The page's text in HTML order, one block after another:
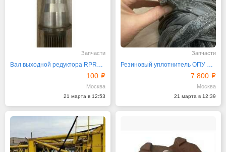
Запчасти
Вал выходной редуктора RPR3150 Brevini Италия
100
Москва
21 марта в 12:53
Запчасти
Резиновый уплотнитель ОПУ башенного крана, D-2500
7 800
Москва
21 марта в 12:39